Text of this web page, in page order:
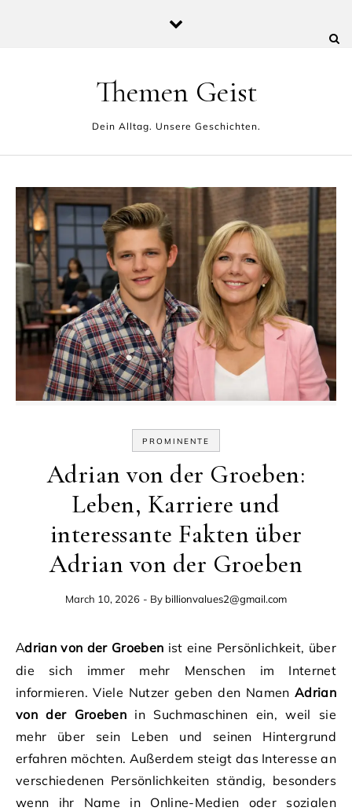
Themen Geist
Dein Alltag. Unsere Geschichten.
PROMINENTE
Adrian von der Groeben:
Leben, Karriere und
interessante Fakten über
Adrian von der Groeben
March 10, 2026 - By billionvalues2@gmail.com
Adrian von der Groeben ist eine Persönlichkeit, über
die sich immer mehr Menschen im Internet
informieren. Viele Nutzer geben den NamenAdrian
von der Groebenin Suchmaschinen ein, weil sie
mehr über sein Leben und seinen Hintergrund
erfahren möchten. Außerdem steigt das Interesse an
verschiedenen Persönlichkeiten ständig, besonders
wenn ihr Name in Online-Medien oder sozialen